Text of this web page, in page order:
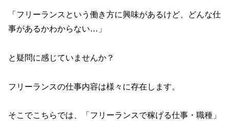
「フリーランスという働き方に興味があるけど、どんな仕
事があるかわからない…」
と疑問に感じていませんか？
フリーランスの仕事内容は様々に存在します。
そこでこちらでは、「フリーランスで稼げる仕事・職種」